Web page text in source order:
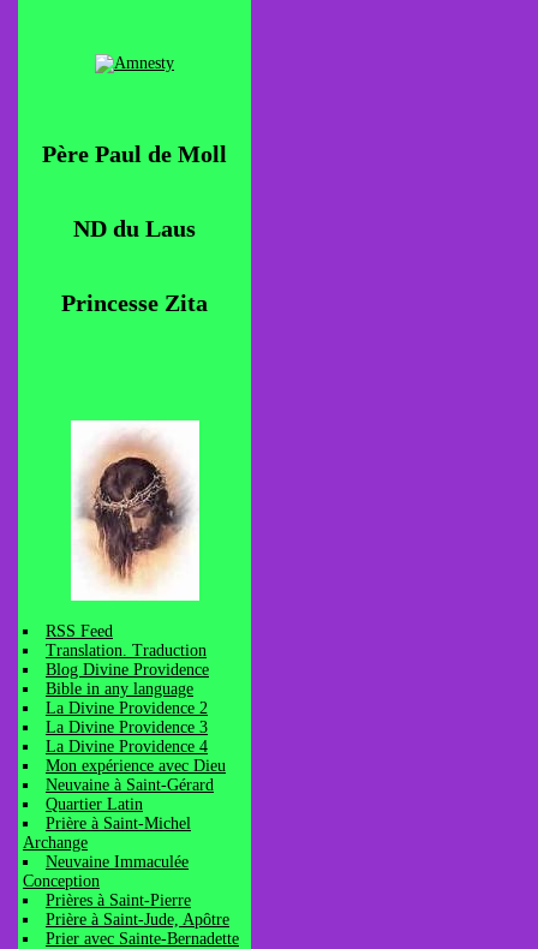
Père Paul de Moll
ND du Laus
Princesse Zita
RSS Feed
Translation. Traduction
Blog Divine Providence
Bible in any language
La Divine Providence 2
La Divine Providence 3
La Divine Providence 4
Mon expérience avec Dieu
Neuvaine à Saint-Gérard
Quartier Latin
Prière à Saint-Michel
Archange
Neuvaine Immaculée
Conception
Prières à Saint-Pierre
Prière à Saint-Jude, Apôtre
Prier avec Sainte-Bernadette